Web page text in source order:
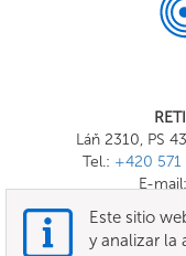
Láň 2310, PS
Tel.: +420 571
E-mail:
Este sitio
y analizar la